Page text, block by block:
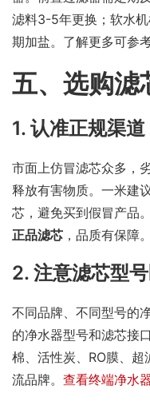
滤料3-5年更换；软水
期加盐。了解更多可参
五、选购滤
1. 认准正规渠道
市面上仿冒滤芯众多，
释放有害物质。一米建
芯，避免买到假冒产品
正品滤芯 ，品质有保障。
2. 注意滤芯型
不同品牌、不同型号的
的净水器型号和滤芯接
棉、活性炭、RO膜、
流品牌。 查看终端净水